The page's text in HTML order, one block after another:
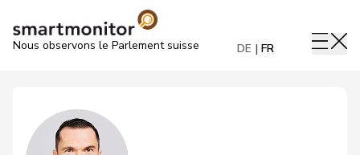
Nous observons le Parlement suisse DE FR